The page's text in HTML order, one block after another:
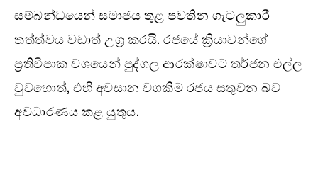
සම්බන්ධයෙන් සමාජය තුළ පවතින ගැටලුකාරී
තත්ත්වය වඩාත් උග්‍ර කරයි. රජයේ ක්‍රියාවන්ගේ
ප්‍රතිවිපාක වශයෙන් පුද්ගල ආරක්ෂාවට තර්ජන එල්ල
වුවහොත්, එහි අවසාන වගකීම රජය සතුවන බව
අවධාරණය කළ යුතුය.